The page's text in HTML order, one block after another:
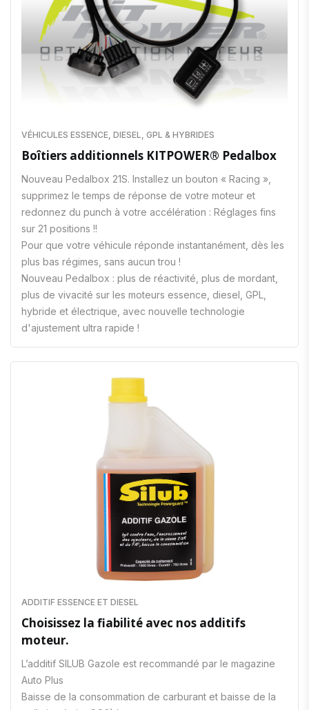
VÉHICULES ESSENCE, DIESEL, GPL & HYBRIDES
Boîtiers additionnels KITPOWER® Pedalbox
Nouveau Pedalbox 21S. Installez un bouton « Racing »,
supprimez le temps de réponse de votre moteur et
redonnez du punch à votre accélération : Réglages fins
sur 21 positions !!
Pour que votre véhicule réponde instantanément, dès les
plus bas régimes, sans aucun trou !
Nouveau Pedalbox : plus de réactivité, plus de mordant,
plus de vivacité sur les moteurs essence, diesel, GPL,
hybride et électrique, avec nouvelle technologie
d'ajustement ultra rapide !
ADDITIF ESSENCE ET DIESEL
Choisissez la fiabilité avec nos additifs
moteur.
L’additif SILUB Gazole est recommandé par le magazine
Auto Plus
Baisse de la consommation de carburant et baisse de la